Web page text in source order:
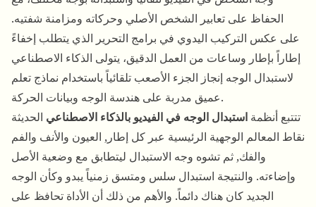
الحفاظ على تعابير الشخص الأصلي وحركاته ومزامنة شفتيه.
على عكس التركيب اليدوي في برامج التحرير الذي يتطلب إخفاءً
إطاراً بإطار وساعات من العمل الدقيق، يتولى الذكاء الاصطناعي
لاستبدال الوجه إنجاز الجزء الأصعب تلقائياً باستخدام نماذج تعلم
عميق مدربة على هندسة الوجه وبيانات الحركة.
تتتبع أنظمة استبدال الوجه في الفيديو بالذكاء الاصطناعي الحديثة
نقاط المعالم الوجهية الرئيسية عبر كل إطار, العيون والأنف والفم
والفك, ثم تشوه وجه الاستبدال ليتطابق مع وضعية الأصل
وإضاءته. والنتيجة استبدال سلس ومتسق زمنياً يبدو وكأن الوجه
الجديد كان هناك دائماً. والأهم من ذلك أن الأداة تحافظ على